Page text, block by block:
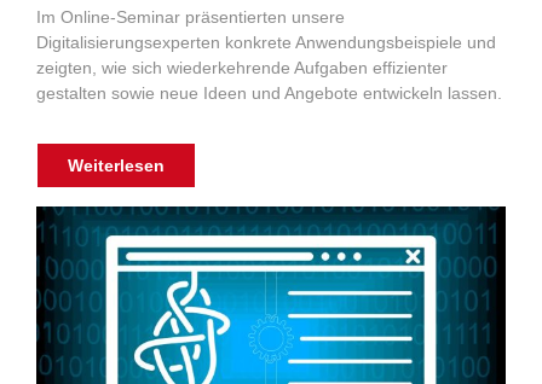
Im Online-Seminar präsentierten unsere
Digitalisierungsexperten konkrete Anwendungsbeispiele und
zeigten, wie sich wiederkehrende Aufgaben effizienter
gestalten sowie neue Ideen und Angebote entwickeln lassen.
Weiterlesen